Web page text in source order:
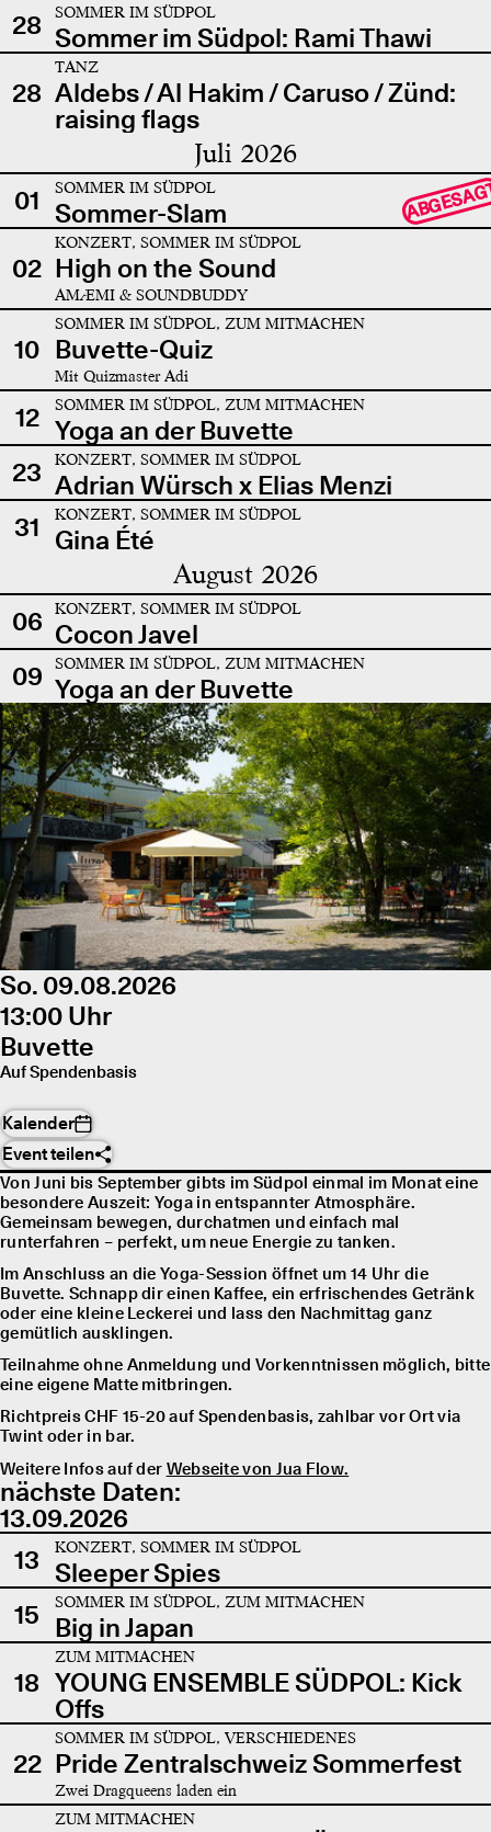
28
SOMMER IM SÜDPOL
Sommer im Südpol: Rami Thawi
28
TANZ
Aldebs / Al Hakim / Caruso / Zünd:
raising flags
Juli 2026
01 SOMMER IM SÜDPOL
Sommer-Slam
02
KONZERT, SOMMER IM SÜDPOL
High on the Sound
AMÆMI & SOUNDBUDDY
10
SOMMER IM SÜDPOL, ZUM MITMACHEN
Buvette-Quiz
Mit Quizmaster Adi
12 SOMMER IM SÜDPOL, ZUM MITMACHEN
Yoga an der Buvette
23
KONZERT, SOMMER IM SÜDPOL
Adrian Würsch x Elias Menzi
31
KONZERT, SOMMER IM SÜDPOL
Gina Été
August 2026
06 KONZERT, SOMMER IM SÜDPOL
Cocon Javel
09
SOMMER IM SÜDPOL, ZUM MITMACHEN
Yoga an der Buvette
So. 09.08.2026
13:00 Uhr
Buvette
Auf Spendenbasis
Kalender
Event teilen
Von Juni bis September gibts im Südpol einmal im Monat eine
besondere Auszeit: Yoga in entspannter Atmosphäre.
Gemeinsam bewegen, durchatmen und einfach mal
runterfahren – perfekt, um neue Energie zu tanken.
Im Anschluss an die Yoga-Session öffnet um 14 Uhr die
Buvette. Schnapp dir einen Kaffee, ein erfrischendes Getränk
oder eine kleine Leckerei und lass den Nachmittag ganz
gemütlich ausklingen.
Teilnahme ohne Anmeldung und Vorkenntnissen möglich, bitte
eine eigene Matte mitbringen.
Richtpreis CHF 15-20 auf Spendenbasis, zahlbar vor Ort via
Twint oder in bar.
Weitere Infos auf der Webseite von Jua Flow.
nächste Daten:
13.09.2026
13
KONZERT, SOMMER IM SÜDPOL
Sleeper Spies
15
SOMMER IM SÜDPOL, ZUM MITMACHEN
Big in Japan
18
ZUM MITMACHEN
YOUNG ENSEMBLE SÜDPOL: Kick
Offs
22
SOMMER IM SÜDPOL, VERSCHIEDENES
Pride Zentralschweiz Sommerfest
Zwei Dragqueens laden ein
ZUM MITMACHEN